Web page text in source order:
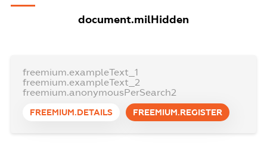
document.milHidden
freemium.exampleText_1
freemium.exampleText_2
freemium.anonymousPerSearch2
FREEMIUM.DETAILS FREEMIUM.REGISTER